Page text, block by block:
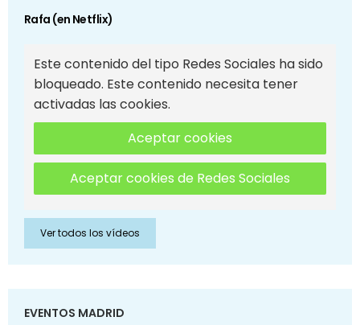
Rafa (en Netflix)
Este contenido del tipo Redes Sociales ha sido
bloqueado. Este contenido necesita tener
activadas las cookies.
Aceptar cookies
Aceptar cookies de Redes Sociales
Ver todos los vídeos
EVENTOS MADRID